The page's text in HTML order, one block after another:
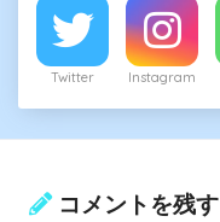
Twitter Instagram
コメントを残す